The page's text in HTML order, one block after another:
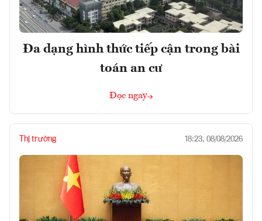
Đa dạng hình thức tiếp cận trong bài
toán an cư
Đọc ngay
Thị trường 18:23, 08/08/2026